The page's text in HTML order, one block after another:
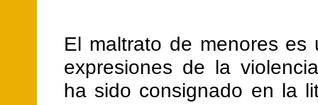
El maltrato de menores es
expresiones de la
ha sido consignado en la